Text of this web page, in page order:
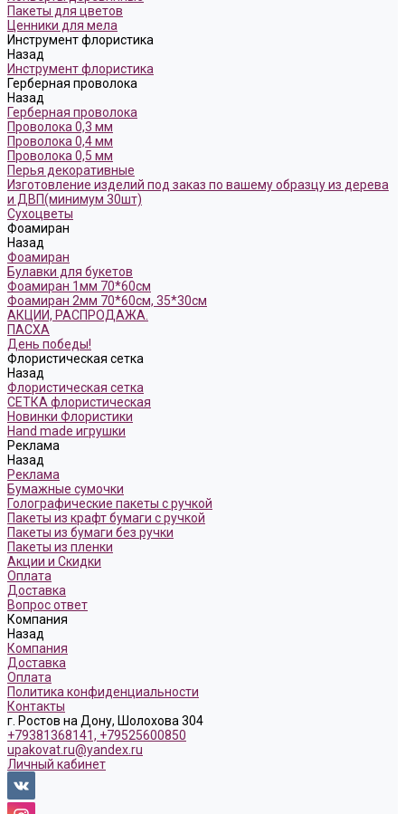
Пакеты для цветов
Ценники для мела
Инструмент флористика
Назад
Инструмент флористика
Герберная проволока
Назад
Герберная проволока
Проволока 0,3 мм
Проволока 0,4 мм
Проволока 0,5 мм
Перья декоративные
Изготовление изделий под заказ по вашему образцу из дерева
и ДВП(минимум 30шт)
Сухоцветы
Фоамиран
Назад
Фоамиран
Булавки для букетов
Фоамиран 1мм 70*60см
Фоамиран 2мм 70*60см, 35*30см
АКЦИИ, РАСПРОДАЖА.
ПАСХА
День победы!
Флористическая сетка
Назад
Флористическая сетка
СЕТКА флористическая
Новинки Флористики
Hand made игрушки
Реклама
Назад
Реклама
Бумажные сумочки
Голографические пакеты с ручкой
Пакеты из крафт бумаги с ручкой
Пакеты из бумаги без ручки
Пакеты из пленки
Акции и Скидки
Оплата
Доставка
Вопрос ответ
Компания
Назад
Компания
Доставка
Оплата
Политика конфиденциальности
Контакты
г. Ростов на Дону, Шолохова 304
+79381368141, +79525600850
upakovat.ru@yandex.ru
Личный кабинет